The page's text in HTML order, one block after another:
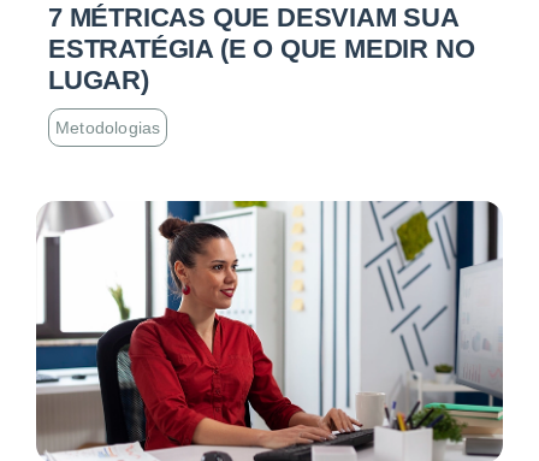
7 MÉTRICAS QUE DESVIAM SUA
ESTRATÉGIA (E O QUE MEDIR NO
LUGAR)
Metodologias